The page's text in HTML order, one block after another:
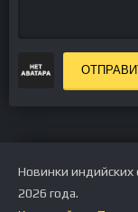
Новинки индийских
2026 года.